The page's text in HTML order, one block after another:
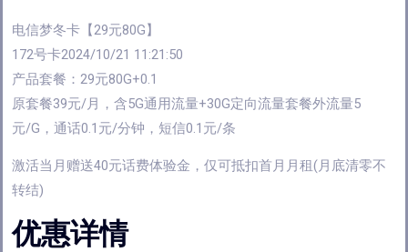
电信梦冬卡【29元80G】
172号卡2024/10/21 11:21:50
产品套餐：29元80G+0.1
原套餐39元/月，含5G通用流量+30G定向流量套餐外流量5
元/G，通话0.1元/分钟，短信0.1元/条
激活当月赠送40元话费体验金，仅可抵扣首月月租(月底清零不
转结)
优惠详情